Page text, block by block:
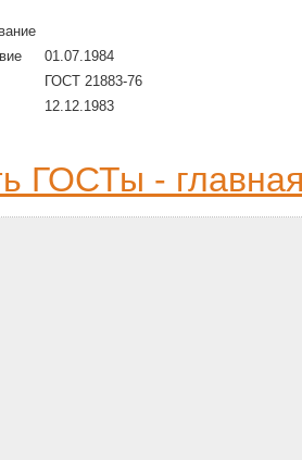
01.07.1984
ГОСТ 21883-76
12.12.1983
ГОСТы -